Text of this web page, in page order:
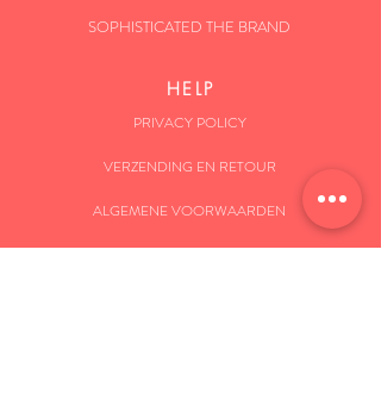
SOPHISTICATED THE BRAND
HELP
PRIVACY POLICY
VERZENDING EN RETOUR
ALGEMENE VOORWAARDEN
BETAALMOGELIJKHEDEN